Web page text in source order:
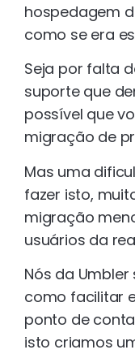
hospedagem
como se era
Seja por falta
suporte que
possível que
migração de
Mas uma
fazer isto,
migração
usuários da
Nós da
como facilitar
ponto de
isto criamos